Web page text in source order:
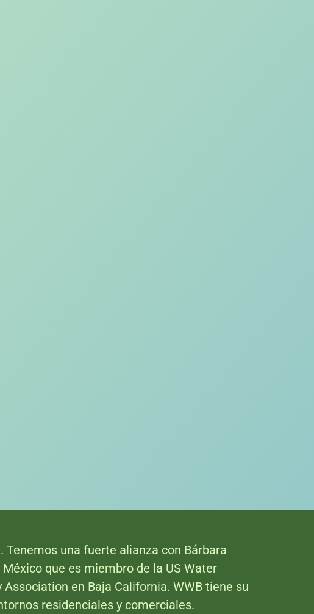
una fuerte alianza con Bárbara
que es miembro de la US Water
en Baja California. WWB tiene su
residenciales y comerciales.